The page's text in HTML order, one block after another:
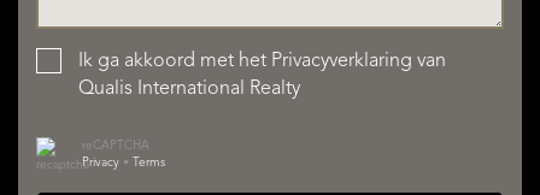
Ik ga akkoord met het Privacyverklaring van
Qualis International Realty
reCAPTCHA
Privacy • Terms